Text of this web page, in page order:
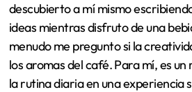
descubierto a mí mismo
ideas mientras disfruto de una
menudo me pregunto si la
los aromas del café. Para mí, es
la rutina diaria en una experiencia